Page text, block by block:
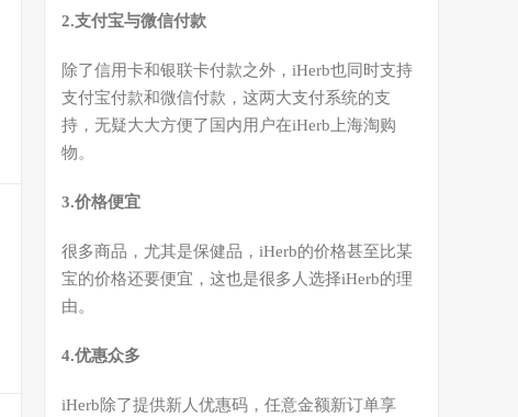
2.支付宝与微信付款
除了信用卡和银联卡付款之外，iHerb也同时支持
支付宝付款和微信付款，这两大支付系统的支
持，无疑大大方便了国内用户在iHerb上海淘购
物。
3.价格便宜
很多商品，尤其是保健品，iHerb的价格甚至比某
宝的价格还要便宜，这也是很多人选择iHerb的理
由。
4.优惠众多
iHerb除了提供新人优惠码，任意金额新订单享